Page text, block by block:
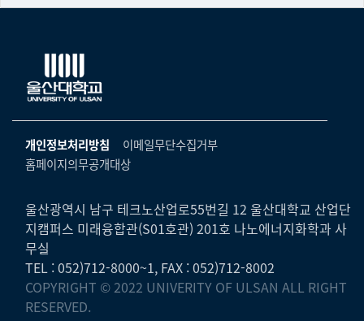
▷프랑스어·프랑스학과
▷스페인·중남미학과
▷철학·상담학과
■사회과학대학
▷사회과학부
ㆍ경제학전공
ㆍ행정학전공
ㆍ국제관계학전공
국제교류처
기초과학연구소
물리BK 미래혁신응집물질물리인재교육연구단
미래기술혁신융합형인재양성센터
반구대암각화유적보존연구소
보육교사교육원
산학연협력선도대학육성사업(LINC3.0)사업단
교수협의회
노동조합
생명윤리위원회
온라인 기술거래 플랫폼
울산대신문
울산대학교병원
캠퍼스안전관리
UCLASS
개인정보처리방침
이메일무단수집거부
홈페이지의무공개대상
울산광역시 남구 테크노산업로55번길 12 울산대학교 산업단
지캠퍼스 미래융합관(S01호관) 201호 나노에너지화학과 사
무실
TEL : 052)712-8000~1, FAX : 052)712-8002
COPYRIGHT © 2022 UNIVERITY OF ULSAN ALL RIGHT
RESERVED.